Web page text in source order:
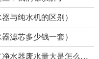
与纯水机的区别）
滤芯多少钱一套）
么回事,净水器一直排废水是什么）